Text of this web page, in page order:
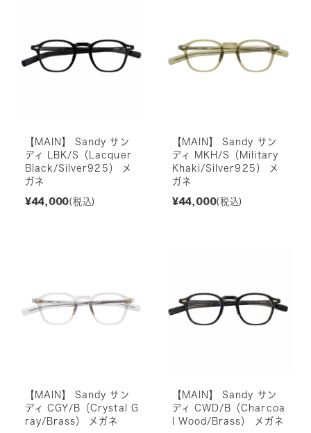
【MAIN】 Sandy サン
ディ LBK/S（Lacquer
Black/Silver925） メ
ガネ
¥44,000(税込)
【MAIN】 Sandy サン
ディ MKH/S（Military
Khaki/Silver925） メ
ガネ
¥44,000(税込)
【MAIN】 Sandy サン
ディ CGY/B（Crystal G
ray/Brass） メガネ
【MAIN】 Sandy サン
ディ CWD/B（Charcoa
l Wood/Brass） メガネ